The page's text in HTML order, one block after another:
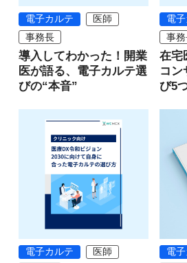
電子カルテ
医師
事務長
導入してわかった！開業
医が語る、電子カルテ選
びの“本音”
電
事
在宅
コン
び5
電子カルテ
医師
電